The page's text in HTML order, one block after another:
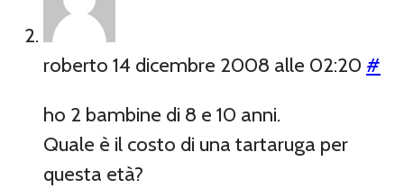
roberto 14 dicembre 2008 alle 02:20 #
ho 2 bambine di 8 e 10 anni.
Quale è il costo di una tartaruga per
questa età?